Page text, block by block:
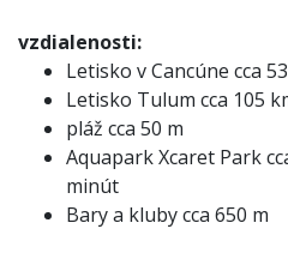
vzdialenosti:
Letisko v Cancúne cca
Letisko Tulum cca 105
pláž cca 50 m
Aquapark Xcaret Park
minút
Bary a kluby cca 650 m